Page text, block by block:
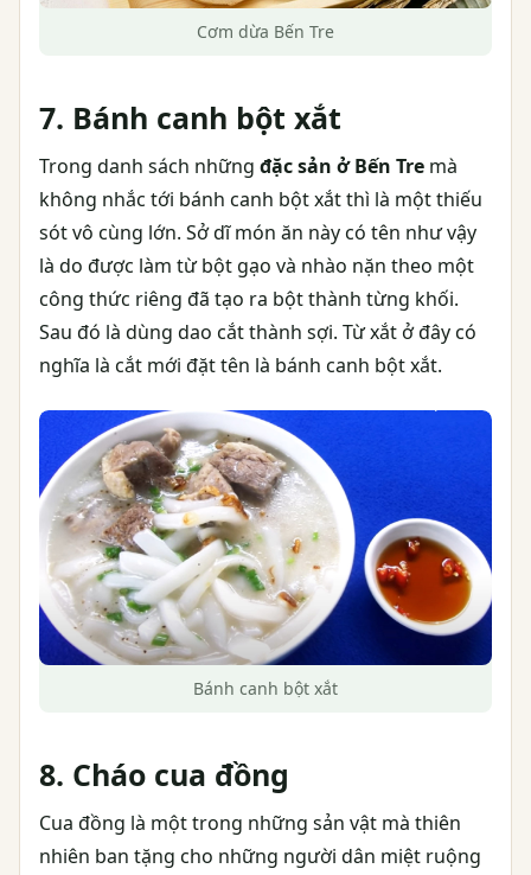
Cơm dừa Bến Tre
7. Bánh canh bột xắt
Trong danh sách những đặc sản ở Bến Tre mà
không nhắc tới bánh canh bột xắt thì là một thiếu
sót vô cùng lớn. Sở dĩ món ăn này có tên như vậy
là do được làm từ bột gạo và nhào nặn theo một
công thức riêng đã tạo ra bột thành từng khối.
Sau đó là dùng dao cắt thành sợi. Từ xắt ở đây có
nghĩa là cắt mới đặt tên là bánh canh bột xắt.
Bánh canh bột xắt
8. Cháo cua đồng
Cua đồng là một trong những sản vật mà thiên
nhiên ban tặng cho những người dân miệt ruộng